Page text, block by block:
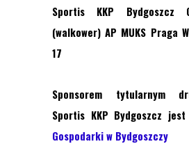
Sportis KKP Bydgoszcz
(walkower) AP MUKS Praga
17
Sponsorem tytularnym
Sportis KKP Bydgoszcz
Gospodarki w Bydgoszczy